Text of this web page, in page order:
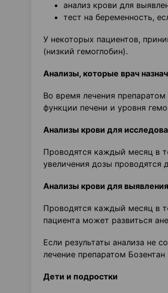
анализ крови для
тест на беременность,
У некоторых пациентов,
(низкий гемоглобин).
Анализы, которые врач
Во время лечения
функции печени и уровня
Анализы крови для
Проводятся каждый месяц в
увеличения дозы проводятся
Анализы крови для
Проводятся каждый месяц в
пациента может развиться
Если результаты анализа не
лечение препаратом
Дети и подростки